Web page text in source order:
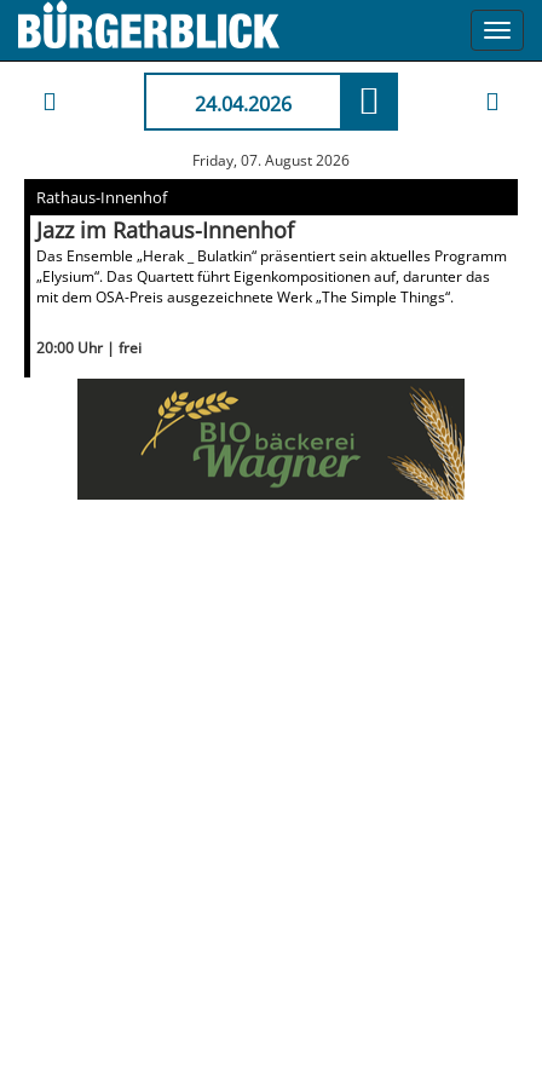
24.04.2026
Friday, 07. August 2026
Rathaus-Innenhof
Jazz im Rathaus-Innenhof
Das Ensemble „Herak _ Bulatkin“ präsentiert sein aktuelles Programm
„Elysium“. Das Quartett führt Eigenkompositionen auf, darunter das
mit dem OSA-Preis ausgezeichnete Werk „The Simple Things“.
20:00 Uhr | frei